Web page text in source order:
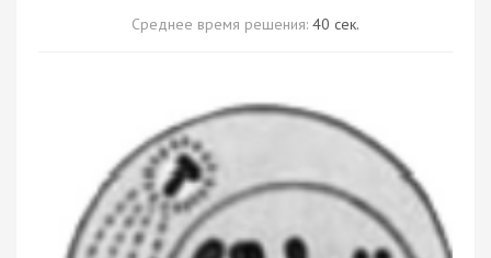
Среднее время решения: 40 сек.